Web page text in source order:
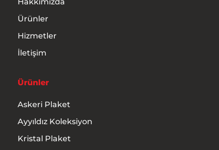
Ürünler
Hizmetler
İletişim
Ürünler
Askeri Plaket
Ayyıldız Koleksiyon
Kristal Plaket